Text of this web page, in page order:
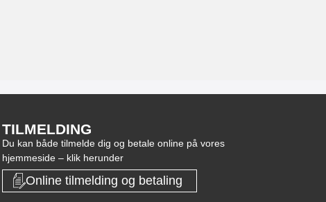
TILMELDING
Du kan både tilmelde dig og betale online på vores
hjemmeside – klik herunder
Online tilmelding og betaling